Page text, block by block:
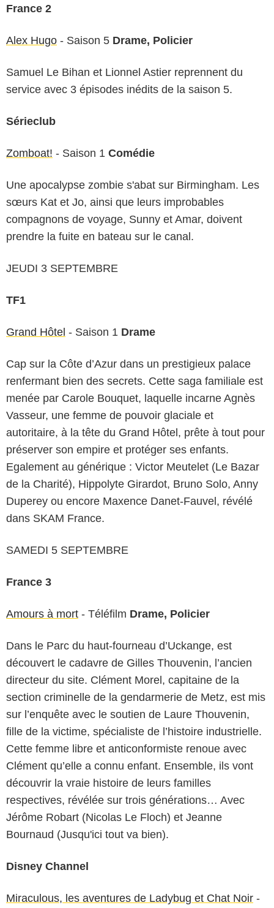
France 2
Alex Hugo - Saison 5 Drame, Policier
Samuel Le Bihan et Lionnel Astier reprennent du
service avec 3 épisodes inédits de la saison 5.
Sérieclub
Zomboat! - Saison 1 Comédie
Une apocalypse zombie s'abat sur Birmingham. Les
sœurs Kat et Jo, ainsi que leurs improbables
compagnons de voyage, Sunny et Amar, doivent
prendre la fuite en bateau sur le canal.
JEUDI 3 SEPTEMBRE
TF1
Grand Hôtel - Saison 1 Drame
Cap sur la Côte d’Azur dans un prestigieux palace
renfermant bien des secrets. Cette saga familiale est
menée par Carole Bouquet, laquelle incarne Agnès
Vasseur, une femme de pouvoir glaciale et
autoritaire, à la tête du Grand Hôtel, prête à tout pour
préserver son empire et protéger ses enfants.
Egalement au générique : Victor Meutelet (Le Bazar
de la Charité), Hippolyte Girardot, Bruno Solo, Anny
Duperey ou encore Maxence Danet-Fauvel, révélé
dans SKAM France.
SAMEDI 5 SEPTEMBRE
France 3
Amours à mort - Téléfilm Drame, Policier
Dans le Parc du haut-fourneau d’Uckange, est
découvert le cadavre de Gilles Thouvenin, l’ancien
directeur du site. Clément Morel, capitaine de la
section criminelle de la gendarmerie de Metz, est mis
sur l’enquête avec le soutien de Laure Thouvenin,
fille de la victime, spécialiste de l’histoire industrielle.
Cette femme libre et anticonformiste renoue avec
Clément qu’elle a connu enfant. Ensemble, ils vont
découvrir la vraie histoire de leurs familles
respectives, révélée sur trois générations… Avec
Jérôme Robart (Nicolas Le Floch) et Jeanne
Bournaud (Jusqu'ici tout va bien).
Disney Channel
Miraculous, les aventures de Ladybug et Chat Noir -